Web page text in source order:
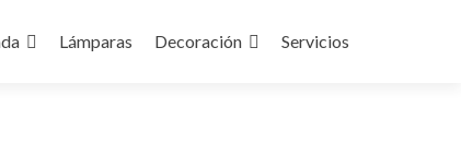
Lámparas Decoración Servicios